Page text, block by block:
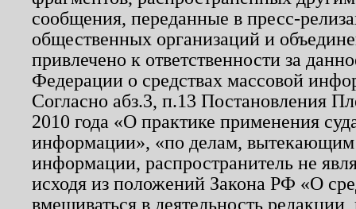
сообщения, переданные в пресс-
общественных организаций и
привлечено к ответственности за
Федерации о средствах массовой
Согласно абз.3, п.13 Постановления
2010 года «О практике применения
информации», «по делам, вытекающим
информации, распространитель не
исходя из положений Закона РФ «О
вмешиваться в деятельность